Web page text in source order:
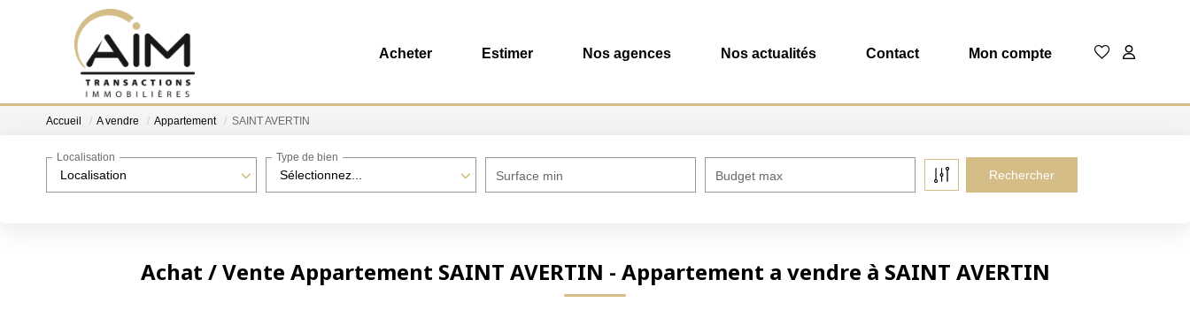
Acheter Estimer Nos agences Nos actualités Contact Mon compte
Accueil A vendre Appartement SAINT AVERTIN
Localisation
Localisation
Sélectionnez...
Type de bien
Surface min Budget max
Achat / Vente Appartement SAINT AVERTIN - Appartement a vendre à SAINT AVERTIN